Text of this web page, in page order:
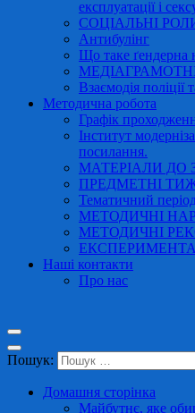
експлуатації і
СОЦІАЛЬНІ
Антибулінг
Що таке ґендерна
Взаємодія поліції
Методична робота
Графік
Інститут
посилання.
МАТЕРІАЛИ ДО
ПРЕДМЕТНІ
Тематичний період
МЕТОДИЧНІ
МЕТОДИЧНІ
Наші контакти
Про нас
Пошук:
Домашня сторінка
Майбутнє, яке